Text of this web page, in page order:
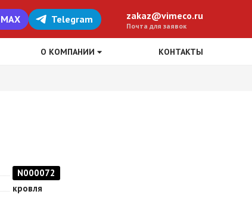
MAX Telegram zakaz@vimeco.ru
Почта для заявок
О КОМПАНИИ КОНТАКТЫ
N000072
кровля